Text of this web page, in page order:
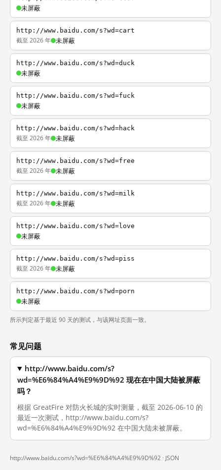
未屏蔽
http://www.baidu.com/s?wd=cart
截至 2026 年 未屏蔽
http://www.baidu.com/s?wd=duck
未屏蔽
http://www.baidu.com/s?wd=fuck
未屏蔽
http://www.baidu.com/s?wd=hack
截至 2026 年 未屏蔽
http://www.baidu.com/s?wd=free
截至 2026 年 未屏蔽
http://www.baidu.com/s?wd=milk
截至 2026 年 未屏蔽
http://www.baidu.com/s?wd=love
未屏蔽
http://www.baidu.com/s?wd=piss
截至 2026 年 未屏蔽
http://www.baidu.com/s?wd=porn
未屏蔽
所示判定基于最近 90 天的测试，与该网址页面一致。
常见问题
http://www.baidu.com/s?
wd=%E6%84%A4%E9%9D%92 现在在中国大陆被屏蔽
吗？
根据 GreatFire 对防火长城的实时测量，截至 2026-06-10 的
最近一次测试，http://www.baidu.com/s?
wd=%E6%84%A4%E9%9D%92 在中国大陆未被屏蔽。
http://www.baidu.com/s?wd=%E6%84%A4%E9%9D%92 · JSON